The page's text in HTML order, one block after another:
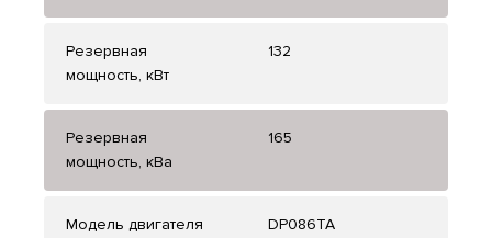
Резервная
мощность, кВт
132
Резервная
мощность, кВа
165
Модель двигателя DP086TA